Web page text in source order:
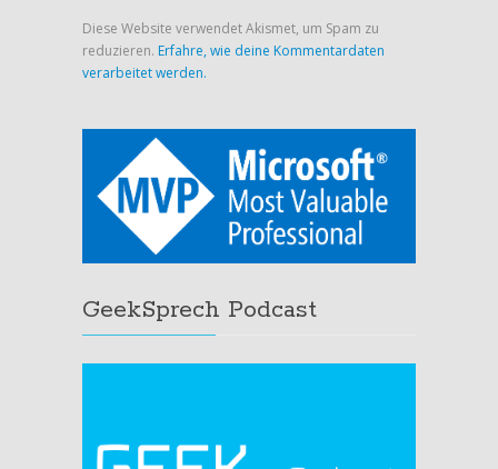
Diese Website verwendet Akismet, um Spam zu
reduzieren. Erfahre, wie deine Kommentardaten
verarbeitet werden.
GeekSprech Podcast